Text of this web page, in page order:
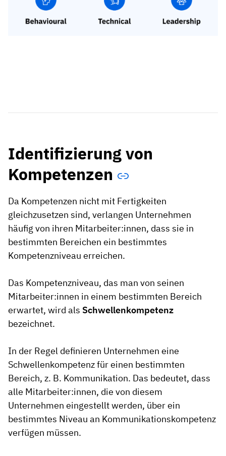
Identifizierung von
Kompetenzen
Da Kompetenzen nicht mit Fertigkeiten
gleichzusetzen sind, verlangen Unternehmen
häufig von ihren Mitarbeiter:innen, dass sie in
bestimmten Bereichen ein bestimmtes
Kompetenzniveau erreichen.
Das Kompetenzniveau, das man von seinen
Mitarbeiter:innen in einem bestimmten Bereich
erwartet, wird als Schwellenkompetenz
bezeichnet.
In der Regel definieren Unternehmen eine
Schwellenkompetenz für einen bestimmten
Bereich, z. B. Kommunikation. Das bedeutet, dass
alle Mitarbeiter:innen, die von diesem
Unternehmen eingestellt werden, über ein
bestimmtes Niveau an Kommunikationskompetenz
verfügen müssen.